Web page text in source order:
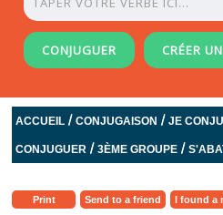
CONJUGUER CRÉER
ACCUEIL /CONJUGAISON /JE
CONJUGUER /3ÈME GROUPE /
Print Send to a friend I found a